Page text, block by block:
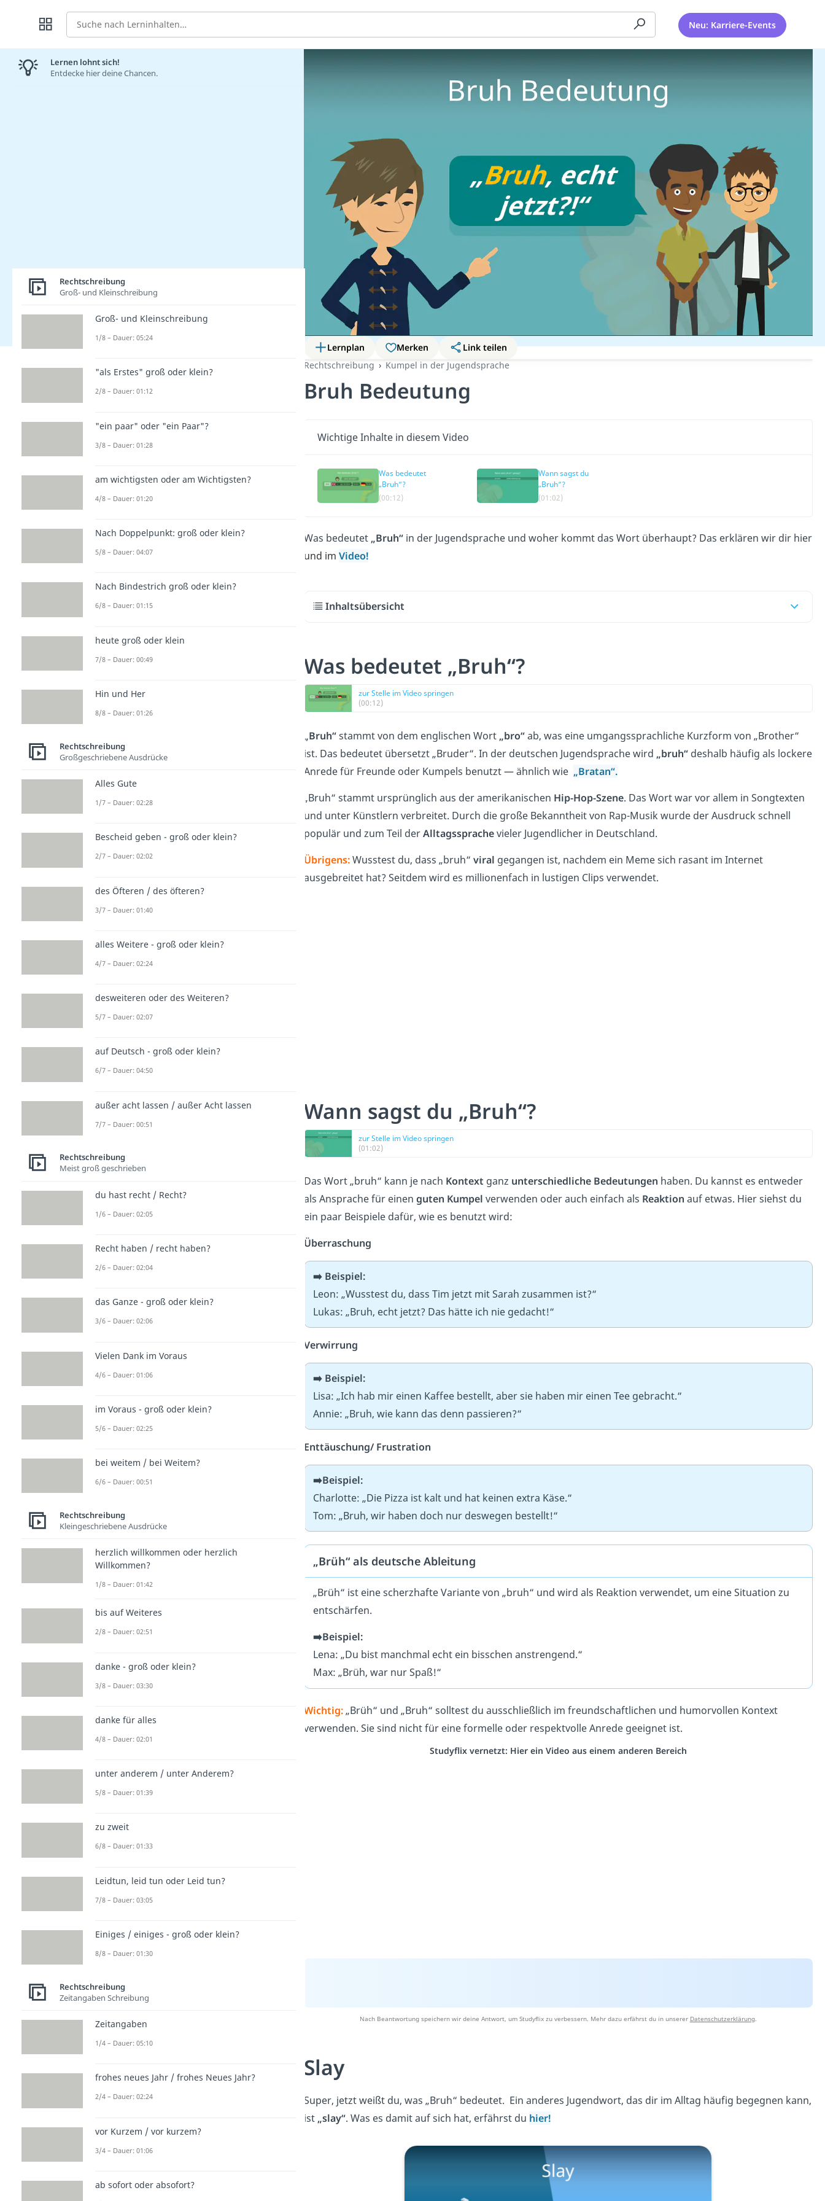
Suche Neu: Karriere-Events
Lernplan Merken
Link teilen
Rechtschreibung
Kumpel in der Jugendsprache
Bruh Bedeutung
Wichtige Inhalte in diesem Video
Was bedeutet
„Bruh“?
(00:12)
Wann sagst du
„Bruh“?
(01:02)
Was bedeutet „Bruh“ in der Jugendsprache und woher kommt das Wort überhaupt? Das erklären wir dir hier
und im Video!
Inhaltsübersicht
Was bedeutet „Bruh“?
zur Stelle im Video springen
(00:12)
„Bruh“stammt von dem englischen Wort „bro“ab, was eine umgangssprachliche Kurzform von „Brother“
ist. Das bedeutet übersetzt „Bruder“. In der deutschen Jugendsprache wird „bruh“deshalb häufig als lockere
Anrede für Freunde oder Kumpels benutzt — ähnlich wie „Bratan“.
„Bruh“ stammt ursprünglich aus der amerikanischen Hip-Hop-Szene. Das Wort war vor allem in Songtexten
und unter Künstlern verbreitet. Durch die große Bekanntheit von Rap-Musik wurde der Ausdruck schnell
populär und zum Teil derAlltagssprachevieler Jugendlicher in Deutschland.
Übrigens:Wusstest du, dass „bruh“ viral gegangen ist, nachdem ein Meme sich rasant im Internet
ausgebreitet hat? Seitdem wird es millionenfach in lustigen Clips verwendet.
Wann sagst du „Bruh“?
zur Stelle im Video springen
(01:02)
Das Wort „bruh“ kann je nach Kontext ganz unterschiedliche Bedeutungen haben. Du kannst es entweder
als Ansprache für einen guten Kumpel verwenden oder auch einfach als Reaktion auf etwas. Hier siehst du
ein paar Beispiele dafür, wie es benutzt wird:
Überraschung
➡️ Beispiel:
Leon: „Wusstest du, dass Tim jetzt mit Sarah zusammen ist?“
Lukas: „Bruh, echt jetzt? Das hätte ich nie gedacht!“
Verwirrung
➡️ Beispiel:
Lisa: „Ich hab mir einen Kaffee bestellt, aber sie haben mir einen Tee gebracht.“
Annie: „Bruh, wie kann das denn passieren?“
Enttäuschung/ Frustration
➡️Beispiel:
Charlotte: „Die Pizza ist kalt und hat keinen extra Käse.“
Tom: „Bruh, wir haben doch nur deswegen bestellt!“
„Brüh“ als deutsche Ableitung
„Brüh“ ist eine scherzhafte Variante von „bruh“ und wird als Reaktion verwendet, um eine Situation zu
entschärfen.
➡️Beispiel:
Lena: „Du bist manchmal echt ein bisschen anstrengend.“
Max: „Brüh, war nur Spaß!“
Wichtig:„Brüh“ und „Bruh“ solltest du ausschließlich im freundschaftlichen und humorvollen Kontext
verwenden. Sie sind nicht für eine formelle oder respektvolle Anrede geeignet ist.
Studyflix vernetzt: Hier ein Video aus einem anderen Bereich
Nach Beantwortung speichern wir deine Antwort, um Studyflix zu verbessern. Mehr dazu erfährst du in unserer Datenschutzerklärung.
Slay
Super, jetzt weißt du, was „Bruh“ bedeutet. Ein anderes Jugendwort, das dir im Alltag häufig begegnen kann,
ist „slay“. Was es damit auf sich hat, erfährst du hier!
Lernen lohnt sich!
Entdecke hier deine Chancen.
Rechtschreibung
Groß- und Kleinschreibung
Groß- und Kleinschreibung
1/8 – Dauer: 05:24
"als Erstes" groß oder klein?
2/8 – Dauer: 01:12
"ein paar" oder "ein Paar"?
3/8 – Dauer: 01:28
am wichtigsten oder am Wichtigsten?
4/8 – Dauer: 01:20
Nach Doppelpunkt: groß oder klein?
5/8 – Dauer: 04:07
Nach Bindestrich groß oder klein?
6/8 – Dauer: 01:15
heute groß oder klein
7/8 – Dauer: 00:49
Hin und Her
8/8 – Dauer: 01:26
Rechtschreibung
Großgeschriebene Ausdrücke
Alles Gute
1/7 – Dauer: 02:28
Bescheid geben - groß oder klein?
2/7 – Dauer: 02:02
des Öfteren / des öfteren?
3/7 – Dauer: 01:40
alles Weitere - groß oder klein?
4/7 – Dauer: 02:24
desweiteren oder des Weiteren?
5/7 – Dauer: 02:07
auf Deutsch - groß oder klein?
6/7 – Dauer: 04:50
außer acht lassen / außer Acht lassen
7/7 – Dauer: 00:51
Rechtschreibung
Meist groß geschrieben
du hast recht / Recht?
1/6 – Dauer: 02:05
Recht haben / recht haben?
2/6 – Dauer: 02:04
das Ganze - groß oder klein?
3/6 – Dauer: 02:06
Vielen Dank im Voraus
4/6 – Dauer: 01:06
im Voraus - groß oder klein?
5/6 – Dauer: 02:25
bei weitem / bei Weitem?
6/6 – Dauer: 00:51
Rechtschreibung
Kleingeschriebene Ausdrücke
herzlich willkommen oder herzlich
Willkommen?
1/8 – Dauer: 01:42
bis auf Weiteres
2/8 – Dauer: 02:51
danke - groß oder klein?
3/8 – Dauer: 03:30
danke für alles
4/8 – Dauer: 02:01
unter anderem / unter Anderem?
5/8 – Dauer: 01:39
zu zweit
6/8 – Dauer: 01:33
Leidtun, leid tun oder Leid tun?
7/8 – Dauer: 03:05
Einiges / einiges - groß oder klein?
8/8 – Dauer: 01:30
Rechtschreibung
Zeitangaben Schreibung
Zeitangaben
1/4 – Dauer: 05:10
frohes neues Jahr / frohes Neues Jahr?
2/4 – Dauer: 02:24
vor Kurzem / vor kurzem?
3/4 – Dauer: 01:06
ab sofort oder absofort?